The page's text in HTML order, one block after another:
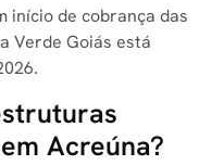
início de cobrança das
Verde Goiás está
Acreúna?